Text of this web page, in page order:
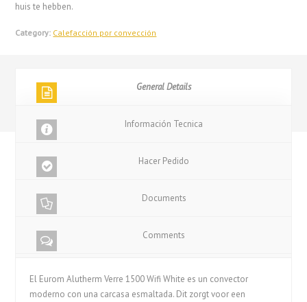
huis te hebben.
Category: Calefacción por convección
General Details
Información Tecnica
Hacer Pedido
Documents
Comments
El Eurom Alutherm Verre 1500 Wifi White es un convector
moderno con una carcasa esmaltada. Dit zorgt voor een